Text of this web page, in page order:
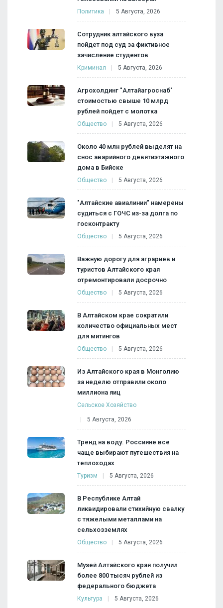
Политика 5 Августа, 2026
Сотрудник алтайского вуза
пойдет под суд за фиктивное
зачисление студентов
Криминал 5 Августа, 2026
Агрохолдинг "Алтайагроснаб"
стоимостью свыше 10 млрд
рублей пойдет с молотка
Общество 5 Августа, 2026
Около 40 млн рублей выделят на
снос аварийного девятиэтажного
дома в Бийске
Общество 5 Августа, 2026
"Алтайские авиалинии" намерены
судиться с ГОЧС из-за долга по
госконтракту
Общество 5 Августа, 2026
Важную дорогу для аграриев и
туристов Алтайского края
отремонтировали досрочно
Общество 5 Августа, 2026
В Алтайском крае сократили
количество официальных мест
для митингов
Общество 5 Августа, 2026
Из Алтайского края в Монголию
за неделю отправили около
миллиона яиц
Сельское Хозяйство
5 Августа, 2026
Тренд на воду. Россияне все
чаще выбирают путешествия на
теплоходах
Туризм 5 Августа, 2026
В Республике Алтай
ликвидировали стихийную свалку
с тяжелыми металлами на
сельхозземлях
Общество 5 Августа, 2026
Музей Алтайского края получил
более 800 тысяч рублей из
федерального бюджета
Культура 5 Августа, 2026